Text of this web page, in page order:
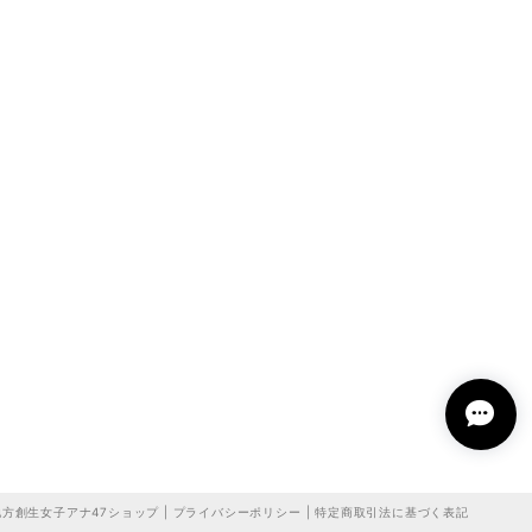
創生女子アナ47ショップ | プライバシーポリシー |特定商取引法に基づく表記